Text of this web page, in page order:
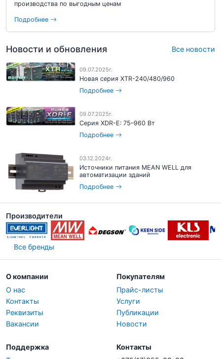
производства по выгодным ценам
Подробнее
Новости и обновления Все новости
09.07.2025г.
Новая серия XTR-240/480/960
Подробнее
09.07.2025г.
Серия XDR-E: 75–960 Вт
Подробнее
03.12.2024г.
Источники питания MEAN WELL для
автоматизации зданий
Подробнее
Производители
Все бренды
О компании
О нас
Контакты
Реквизиты
Вакансии
Покупателям
Прайс-листы
Услуги
Публикации
Новости
Поддержка
Контакты